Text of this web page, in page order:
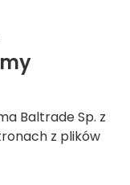
Baltrade Sp. z
z plików